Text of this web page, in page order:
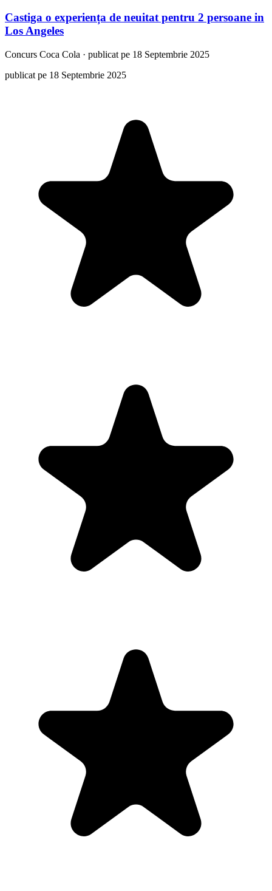
Castiga o experiența de neuitat pentru 2 persoane in
Los Angeles
Concurs Coca Cola · publicat pe 18 Septembrie 2025
publicat pe 18 Septembrie 2025